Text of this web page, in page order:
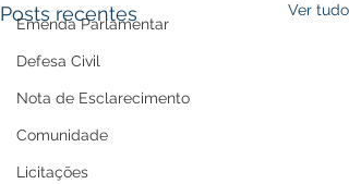
Emenda Parlamentar
Defesa Civil
Nota de Esclarecimento
Comunidade
Licitações
Posts recentes Ver tudo